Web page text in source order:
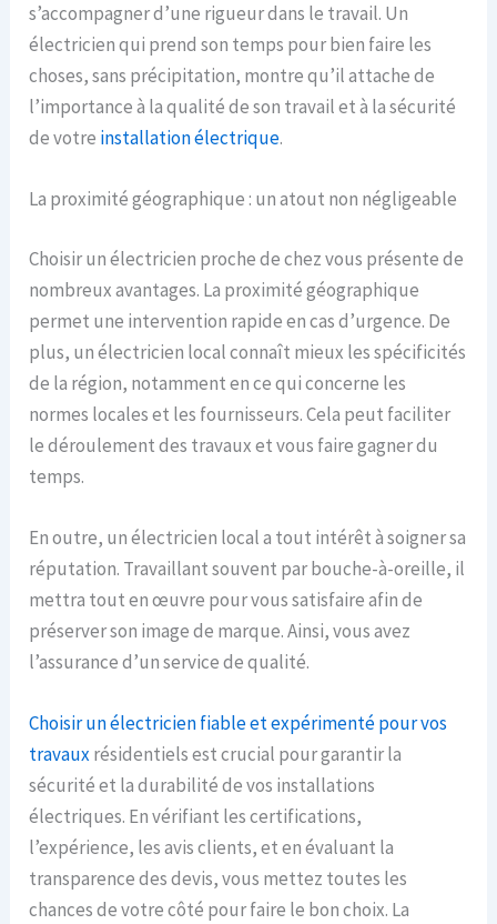
s’accompagner d’une rigueur dans le travail. Un
électricien qui prend son temps pour bien faire les
choses, sans précipitation, montre qu’il attache de
l’importance à la qualité de son travail et à la sécurité
de votre installation électrique.
La proximité géographique : un atout non négligeable
Choisir un électricien proche de chez vous présente de
nombreux avantages. La proximité géographique
permet une intervention rapide en cas d’urgence. De
plus, un électricien local connaît mieux les spécificités
de la région, notamment en ce qui concerne les
normes locales et les fournisseurs. Cela peut faciliter
le déroulement des travaux et vous faire gagner du
temps.
En outre, un électricien local a tout intérêt à soigner sa
réputation. Travaillant souvent par bouche-à-oreille, il
mettra tout en œuvre pour vous satisfaire afin de
préserver son image de marque. Ainsi, vous avez
l’assurance d’un service de qualité.
Choisir un électricien fiable et expérimenté pour vos
travauxrésidentiels est crucial pour garantir la
sécurité et la durabilité de vos installations
électriques. En vérifiant les certifications,
l’expérience, les avis clients, et en évaluant la
transparence des devis, vous mettez toutes les
chances de votre côté pour faire le bon choix. La